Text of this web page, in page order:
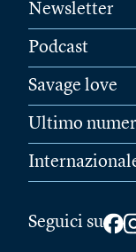
Newsletter
Podcast
Savage love
Ultimo
Seguici su